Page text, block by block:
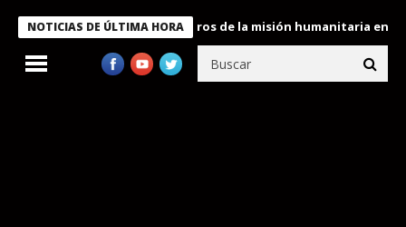
NOTICIAS DE ÚLTIMA HORA
Bukele condecora a miembros de la misión humanitaria enviada a